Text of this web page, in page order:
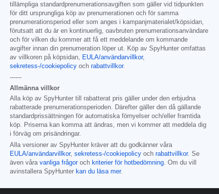
tillämpliga standardprenumerationsavgiften som gäller vid tidpunkten
för ditt ursprungliga köp av prenumerationen och för samma
prenumerationsperiod eller som anges i kampanjmaterialet/köpsidan,
förutsatt att du är en kontinuerlig, oavbruten prenumerationsanvändare
och för vilken du kommer att få ett meddelande om kommande
avgifter innan din prenumeration löper ut. Köp av SpyHunter omfattas
av villkoren på köpsidan,
EULA/användarvillkor,
sekretess-/cookiepolicy och rabattvillkor.
------
Allmänna villkor
Alla köp av SpyHunter till rabatterat pris gäller under den erbjudna
rabatterade prenumerationsperioden. Därefter gäller den då gällande
standardprissättningen för automatiska förnyelser och/eller framtida
köp. Priserna kan komma att ändras, men vi kommer att meddela dig
i förväg om prisändringar.
Alla versioner av SpyHunter kräver att du godkänner våra
EULA/användarvillkor, sekretess-/cookiepolicy och rabattvillkor. Se
även våra vanliga frågoroch kriterier för hotbedömning . Om du vill
avinstallera SpyHunter kan du läsa mer.